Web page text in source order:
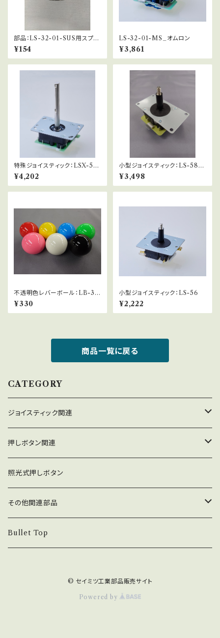
部品：LS-32-01-SUS用スプリ
ング
¥154
LS-32-01-MS_オムロン
¥3,861
特殊ジョイスティック：LSX-57-
01-SE
¥4,202
小型ジョイスティック：LS-58-0
1-MS
¥3,498
不透明色レバーボール：LB-3
0・LB-35
¥330
小型ジョイスティック：LS-56
¥2,222
商品一覧に戻る
CATEGORY
ジョイスティック関連
ジョイスティック本体
コネクタ接続型
ファストン端子型
ジョイスティック関連部品
レバーボール
単品部品（ジョイスティック）
NOBIモデル関連
押しボタン関連
押しボタン_30φ
30φ_ネジ式
30φ_差込式
押しボタン_24φ
24φ_ネジ式
単品部品（押しボタン）
照光式押しボタン
その他関連部品
電子部品
Bullet Top
© セイミツ工業部品販売サイト
Powered by